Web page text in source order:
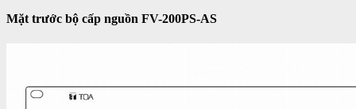
Mặt trước bộ cấp nguồn FV-200PS-AS